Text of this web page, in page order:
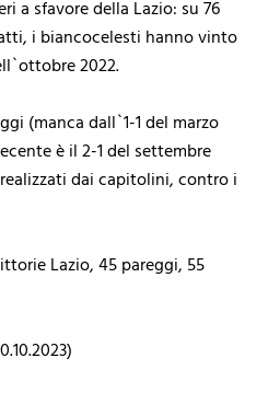
a sfavore della Lazio: su 76
i biancocelesti hanno vinto
2022.
(manca dall`1-1 del marzo
è il 2-1 del settembre
dai capitolini, contro i
Lazio, 45 pareggi, 55